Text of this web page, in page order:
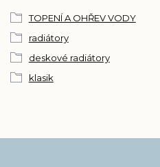
TOPENÍ A OHŘEV VODY
radiátory
deskové radiátory
klasik